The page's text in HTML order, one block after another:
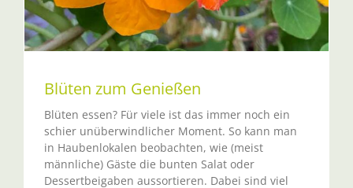
Blüten zum Genießen
Blüten essen? Für viele ist das immer noch ein
schier unüberwindlicher Moment. So kann man
in Haubenlokalen beobachten, wie (meist
männliche) Gäste die bunten Salat oder
Dessertbeigaben aussortieren. Dabei sind viel